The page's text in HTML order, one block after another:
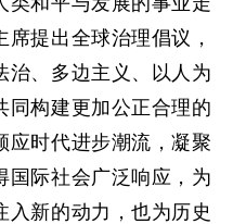
提出全球治理倡议，
治、多边主义、以人为
同构建更加公正合理的
应时代进步潮流，凝聚
国际社会广泛响应，为
入新的动力，也为历史